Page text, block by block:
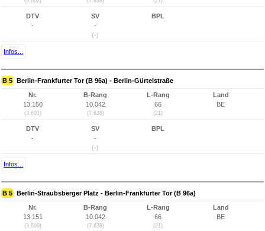
DTV
-
SV
-
(-)
BPL
Infos...
B 5 Berlin-Frankfurter Tor (B 96a) - Berlin-Gürtelstraße
Nr.
13.150
(3.601)
B-Rang
10.042
(7.638)
L-Rang
66
(21)
Land
BE
DTV
-
SV
-
(-)
BPL
Infos...
B 5 Berlin-Straubsberger Platz - Berlin-Frankfurter Tor (B 96a)
Nr.
13.151
(3.600)
B-Rang
10.042
(7.638)
L-Rang
66
(21)
Land
BE